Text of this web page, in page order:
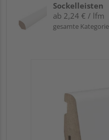
Sockelleisten
ab 2,24 € / lfm
gesamte